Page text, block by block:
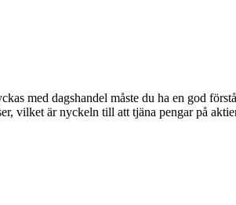
med dagshandel måste du ha en god
vilket är nyckeln till att tjäna pengar på